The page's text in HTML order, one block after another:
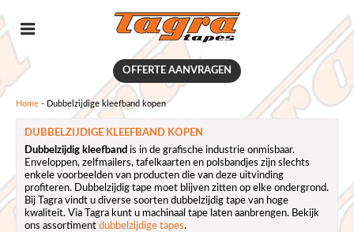
OFFERTE AANVRAGEN
Home - Dubbelzijdige kleefband kopen
DUBBELZIJDIGE KLEEFBAND KOPEN
Dubbelzijdig kleefband is in de grafische industrie onmisbaar.
Enveloppen, zelfmailers, tafelkaarten en polsbandjes zijn slechts
enkele voorbeelden van producten die van deze uitvinding
profiteren. Dubbelzijdig tape moet blijven zitten op elke ondergrond.
Bij Tagra vindt u diverse soorten dubbelzijdig tape van hoge
kwaliteit. Via Tagra kunt u machinaal tape laten aanbrengen. Bekijk
ons assortiment dubbelzijdige tapes.